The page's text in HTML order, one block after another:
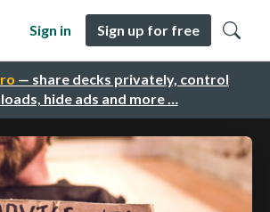
— share decks privately, control
hide ads and more …
Sign in Sign up for free